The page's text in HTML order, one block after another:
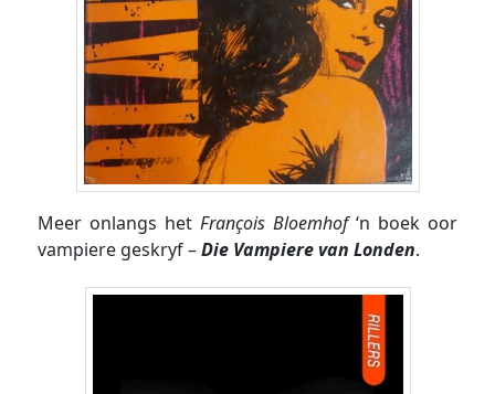
Meer onlangs hetFrançois Bloemhof‘n boek oor
vampiere geskryf –Die Vampiere van Londen.